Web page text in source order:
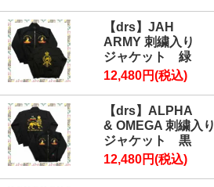
【drs】JAH
ARMY 刺繍入り
ジャケット 緑
12,480円(税込)
【drs】ALPHA
& OMEGA 刺繍入り
ジャケット 黒
12,480円(税込)